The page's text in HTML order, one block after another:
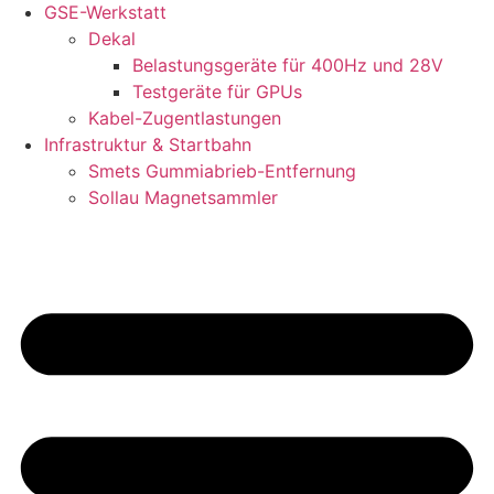
GSE-Werkstatt
Dekal
Belastungsgeräte für 400Hz und 28V
Testgeräte für GPUs
Kabel-Zugentlastungen
Infrastruktur & Startbahn
Smets Gummiabrieb-Entfernung
Sollau Magnetsammler